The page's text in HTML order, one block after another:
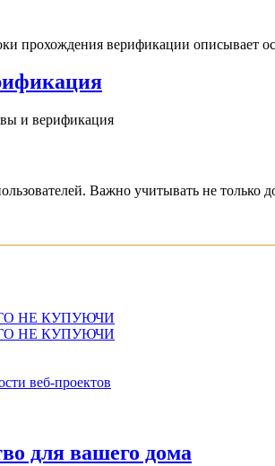
прохождения верификации описывает
и верификация
Важно учитывать не только
НЕ КУПУЮЧИ
НЕ КУПУЮЧИ
веб-проектов
для вашего дома